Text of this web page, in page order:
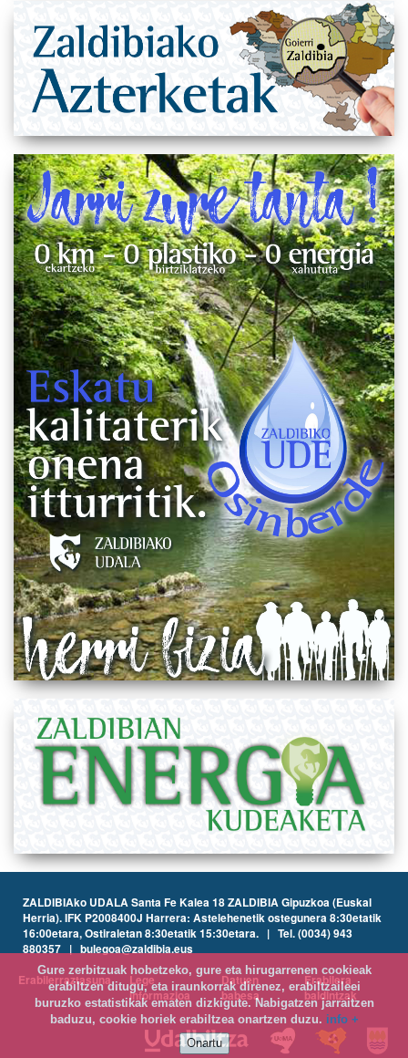
ZALDIBIAko UDALA Santa Fe Kalea 18 ZALDIBIA Gipuzkoa (Euskal
Herria). IFK P2008400J Harrera: Astelehenetik ostegunera 8:30etatik
16:00etara, Ostiraletan 8:30etatik 15:30etara. | Tel. (0034) 943
880357 | bulegoa@zaldibia.eus
Erabilerraztasuna
Lege
informazioa
Datuen
babesa
Erabilera
baldintzak
Gure zerbitzuak hobetzeko, gure eta hirugarrenen cookieak
erabiltzen ditugu, eta iraunkorrak direnez, erabiltzaileei
buruzko estatistikak ematen dizkigute. Nabigatzen jarraitzen
baduzu, cookie horiek erabiltzea onartzen duzu. info +